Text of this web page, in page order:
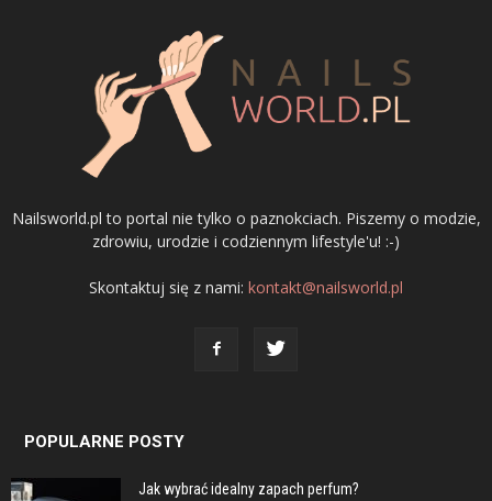
Nailsworld.pl to portal nie tylko o paznokciach. Piszemy o modzie,
zdrowiu, urodzie i codziennym lifestyle'u! :-)
Skontaktuj się z nami: kontakt@nailsworld.pl
POPULARNE POSTY
Jak wybrać idealny zapach perfum?